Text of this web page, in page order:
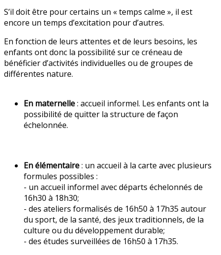
S’il doit être pour certains un « temps calme », il est
encore un temps d’excitation pour d’autres.
En fonction de leurs attentes et de leurs besoins, les
enfants ont donc la possibilité sur ce créneau de
bénéficier d’activités individuelles ou de groupes de
différentes nature.
En maternelle: accueil informel. Les enfants ont la
possibilité de quitter la structure de façon
échelonnée.
En élémentaire: un accueil à la carte avec plusieurs
formules possibles :
- un accueil informel avec départs échelonnés de
16h30 à 18h30;
- des ateliers formalisés de 16h50 à 17h35 autour
du sport, de la santé, des jeux traditionnels, de la
culture ou du développement durable;
- des études surveillées de 16h50 à 17h35.